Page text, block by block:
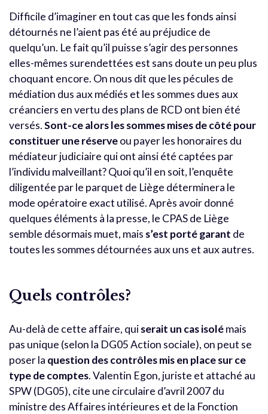
Difficile d’imaginer en tout cas que les fonds ainsi
détournés ne l’aient pas été au préjudice de
quelqu’un. Le fait qu’il puisse s’agir des personnes
elles-mêmes surendettées est sans doute un peu plus
choquant encore. On nous dit que les pécules de
médiation dus aux médiés et les sommes dues aux
créanciers en vertu des plans de RCD ont bien été
versés.Sont-ce alors les sommes mises de côté pour
constituer une réserveou payer les honoraires du
médiateur judiciaire qui ont ainsi été captées par
l’individu malveillant? Quoi qu’il en soit, l’enquête
diligentée par le parquet de Liège déterminera le
mode opératoire exact utilisé. Après avoir donné
quelques éléments à la presse, le CPAS de Liège
semble désormais muet, mais s’est porté garant de
toutes les sommes détournées aux uns et aux autres.
Quels contrôles?
Au-delà de cette affaire, quiserait un cas isolémais
pas unique (selon la DG05 Action sociale), on peut se
poser la question des contrôles mis en place sur ce
type de comptes. Valentin Egon, juriste et attaché au
SPW (DG05), cite une circulaire d’avril 2007 du
ministre des Affaires intérieures et de la Fonction